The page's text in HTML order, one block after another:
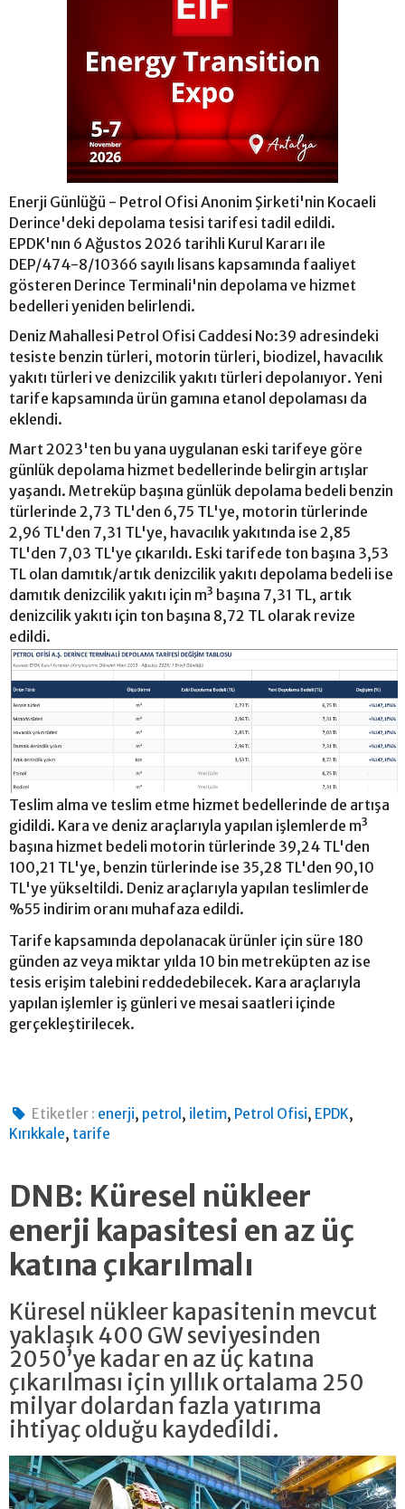
Enerji Günlüğü - Petrol Ofisi Anonim Şirketi'nin Kocaeli
Derince'deki depolama tesisi tarifesi tadil edildi.
EPDK'nın 6 Ağustos 2026 tarihli Kurul Kararı ile
DEP/474-8/10366 sayılı lisans kapsamında faaliyet
gösteren Derince Terminali'nin depolama ve hizmet
bedelleri yeniden belirlendi.
Deniz Mahallesi Petrol Ofisi Caddesi No:39 adresindeki
tesiste benzin türleri, motorin türleri, biodizel, havacılık
yakıtı türleri ve denizcilik yakıtı türleri depolanıyor. Yeni
tarife kapsamında ürün gamına etanol depolaması da
eklendi.
Mart 2023'ten bu yana uygulanan eski tarifeye göre
günlük depolama hizmet bedellerinde belirgin artışlar
yaşandı. Metreküp başına günlük depolama bedeli benzin
türlerinde 2,73 TL'den 6,75 TL'ye, motorin türlerinde
2,96 TL'den 7,31 TL'ye, havacılık yakıtında ise 2,85
TL'den 7,03 TL'ye çıkarıldı. Eski tarifede ton başına 3,53
TL olan damıtık/artık denizcilik yakıtı depolama bedeli ise
damıtık denizcilik yakıtı için m³ başına 7,31 TL, artık
denizcilik yakıtı için ton başına 8,72 TL olarak revize
edildi.
Teslim alma ve teslim etme hizmet bedellerinde de artışa
gidildi. Kara ve deniz araçlarıyla yapılan işlemlerde m³
başına hizmet bedeli motorin türlerinde 39,24 TL'den
100,21 TL'ye, benzin türlerinde ise 35,28 TL'den 90,10
TL'ye yükseltildi. Deniz araçlarıyla yapılan teslimlerde
%55 indirim oranı muhafaza edildi.
Tarife kapsamında depolanacak ürünler için süre 180
günden az veya miktar yılda 10 bin metreküpten az ise
tesis erişim talebini reddedebilecek. Kara araçlarıyla
yapılan işlemler iş günleri ve mesai saatleri içinde
gerçekleştirilecek.
Etiketler : enerji, petrol , iletim, Petrol Ofisi, EPDK,
Kırıkkale, tarife
DNB: Küresel nükleer
enerji kapasitesi en az üç
katına çıkarılmalı
Küresel nükleer kapasitenin mevcut
yaklaşık 400 GW seviyesinden
2050’ye kadar en az üç katına
çıkarılması için yıllık ortalama 250
milyar dolardan fazla yatırıma
ihtiyaç olduğu kaydedildi.